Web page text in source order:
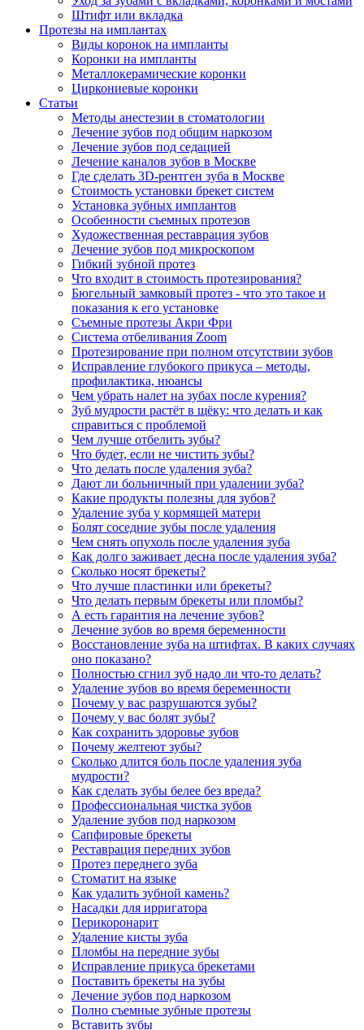
Штифт или вкладка
Протезы на имплантах
Виды коронок на импланты
Коронки на импланты
Металлокерамические коронки
Циркониевые коронки
Статьи
Методы анестезии в стоматологии
Лечение зубов под общим наркозом
Лечение зубов под седацией
Лечение каналов зубов в Москве
Где сделать 3D-рентген зуба в Москве
Стоимость установки брекет систем
Установка зубных имплантов
Особенности съемных протезов
Художественная реставрация зубов
Лечение зубов под микроскопом
Гибкий зубной протез
Что входит в стоимость протезирования?
Бюгельный замковый протез - что это такое и
показания к его установке
Съемные протезы Акри Фри
Система отбеливания Zoom
Протезирование при полном отсутствии зубов
Исправление глубокого прикуса – методы,
профилактика, нюансы
Чем убрать налет на зубах после курения?
Зуб мудрости растёт в щёку: что делать и как
справиться с проблемой
Чем лучше отбелить зубы?
Что будет, если не чистить зубы?
Что делать после удаления зуба?
Дают ли больничный при удалении зуба?
Какие продукты полезны для зубов?
Удаление зуба у кормящей матери
Болят соседние зубы после удаления
Чем снять опухоль после удаления зуба
Как долго заживает десна после удаления зуба?
Сколько носят брекеты?
Что лучше пластинки или брекеты?
Что делать первым брекеты или пломбы?
А есть гарантия на лечение зубов?
Лечение зубов во время беременности
Восстановление зуба на штифтах. В каких случаях
оно показано?
Полностью сгнил зуб надо ли что-то делать?
Удаление зубов во время беременности
Почему у вас разрушаются зубы?
Почему у вас болят зубы?
Как сохранить здоровье зубов
Почему желтеют зубы?
Сколько длится боль после удаления зуба
мудрости?
Как сделать зубы белее без вреда?
Профессиональная чистка зубов
Удаление зубов под наркозом
Сапфировые брекеты
Реставрация передних зубов
Протез переднего зуба
Стоматит на языке
Как удалить зубной камень?
Насадки для ирригатора
Перикоронарит
Удаление кисты зуба
Пломбы на передние зубы
Исправление прикуса брекетами
Поставить брекеты на зубы
Лечение зубов под наркозом
Полно съемные зубные протезы
Вставить зубы